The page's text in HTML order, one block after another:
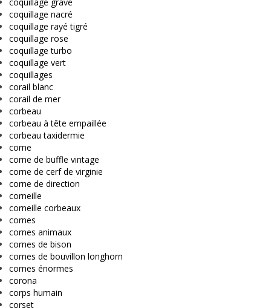
coquillage nacré
coquillage rayé tigré
coquillage rose
coquillage turbo
coquillage vert
coquillages
corail blanc
corail de mer
corbeau
corbeau à tête empaillée
corbeau taxidermie
corne
corne de buffle vintage
corne de cerf de virginie
corne de direction
corneille
corneille corbeaux
cornes
cornes animaux
cornes de bison
cornes de bouvillon longhorn
cornes énormes
corona
corps humain
corset